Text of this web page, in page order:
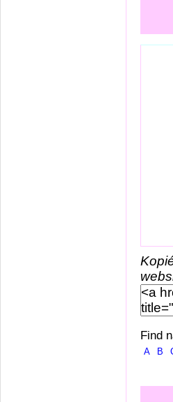
Find
A B